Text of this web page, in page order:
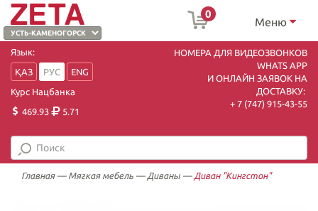
0
Меню
Язык:
ҚАЗ
РУС
ENG
Курс Нацбанка
469.93
5.71
НОМЕРА ДЛЯ ВИДЕОЗВОНКОВ
WHATS APP
И ОНЛАЙН ЗАЯВОК НА
ДОСТАВКУ:
+ 7 (747) 915-43-55
Главная— Мягкая мебель — Диваны — Диван "Кингстон"